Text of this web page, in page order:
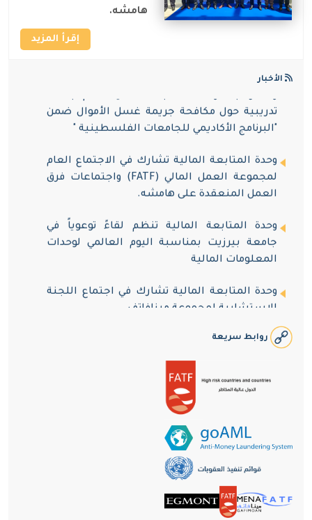
هامشه.
إقرأ المزيد
الأخبار
مدير وحدة المتابعة المالية يستقبل مدير
العمليات المركزية في جهاز الاستخبارات
والضرائب ، وحدة المتابعة المالية تقدم جلسة
تدريبية حول مكافحة جريمة غسل الأموال ضمن
"البرنامج الأكاديمي للجامعات الفلسطينية "
لمجموعة العمل المالي (FATF) واجتماعات فرق
العمل المنعقدة على هامشه.
وحدة المتابعة المالية تنظم لقاءً توعوياً في
جامعة بيرزيت بمناسبة اليوم العالمي لوحدات
المعلومات المالية
الاستشارية لمجموعة مينافاتف
وحدة المتابعة المالية تستقبل وفداً من طلاب
دبلوم المهني المتخصص في مكافحة الفساد
وجريمة غسل الأموال
وحدة المتابعة المالية توقّع مذكرة تفاهم مع
وحدة المتابعة المالية تعقد اجتماعاً مع الشركاء
الوطنيون في إطار مكافحة جريمة الاحتيال
وحدة المتابعة المالية تستقبل وفداً من طلاب
روابط سريعة